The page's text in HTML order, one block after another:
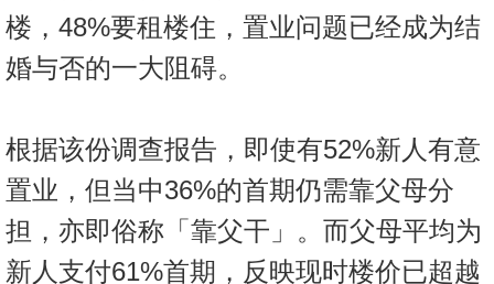
册
关
我
们
楼，48%要租楼住，置业问题已经成为结
婚与否的一大阻碍。
根据该份调查报告，即使有52%新人有意
置业，但当中36%的首期仍需靠父母分
担，亦即俗称「靠父干」。而父母平均为
新人支付61%首期，反映现时楼价已超越